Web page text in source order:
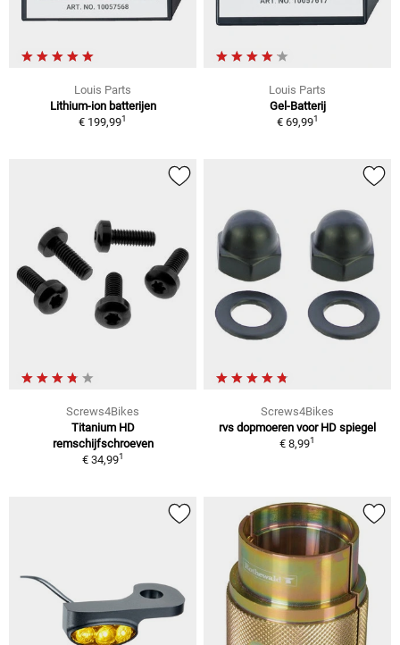
Louis Parts
Lithium-ion batterijen
€ 199,991
Louis Parts
Gel-Batterij
€ 69,991
Screws4Bikes
Titanium HD
remschijfschroeven
€ 34,991
Screws4Bikes
rvs dopmoeren voor HD spiegel
€ 8,991